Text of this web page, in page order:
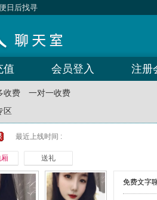
日后找寻
值 会员登入 注册
收费
一对一收费
区
最近上线时间 :
送礼
免费文字